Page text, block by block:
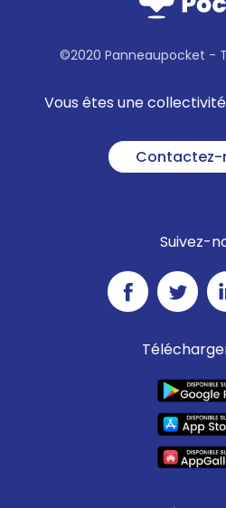
©2020 Panneaupocket -
Vous êtes une
Contactez-
Suivez-